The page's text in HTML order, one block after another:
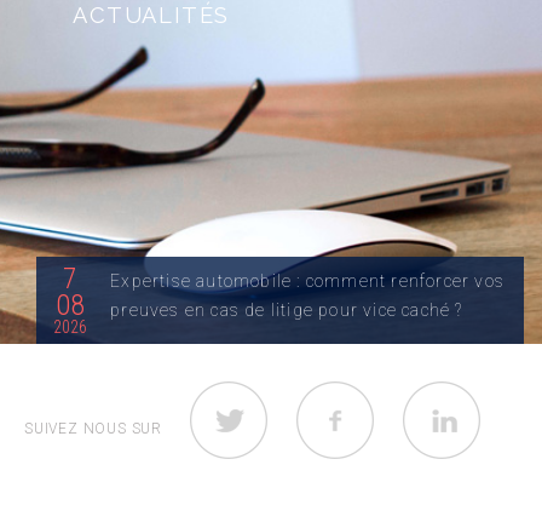
ACTUALITÉS
7
08
2026
Expertise automobile : comment renforcer vos
preuves en cas de litige pour vice caché ?
cause ? Dans la majorité des dossiers, une...
LIRE LA SUITE
SUIVEZ NOUS SUR